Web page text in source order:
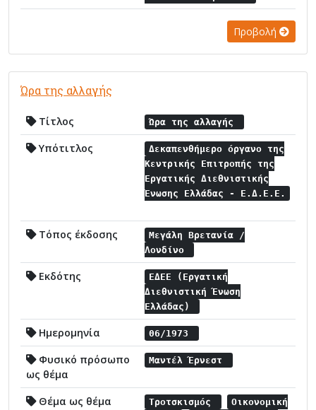
Προβολή
Ώρα της αλλαγής
Τίτλος Ώρα της αλλαγής
Υπότιτλος
Δεκαπενθήμερο όργανο της
Κεντρικής Επιτροπής της
Εργατικής Διεθνιστικής
Ένωσης Ελλάδας - Ε.Δ.Ε.Ε.
Τόπος έκδοσης
Μεγάλη Βρετανία /
Λονδίνο
Εκδότης
ΕΔΕΕ (Εργατική
Διεθνιστική Ένωση
Ελλάδας)
Ημερομηνία 06/1973
Φυσικό πρόσωπο
ως θέμα
Μαντέλ Έρνεστ
Θέμα ως θέμα Τροτσκισμός
Οικονομική